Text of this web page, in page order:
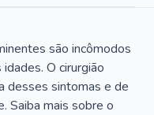
são incômodos
O cirurgião
desses sintomas e de
Saiba mais sobre o